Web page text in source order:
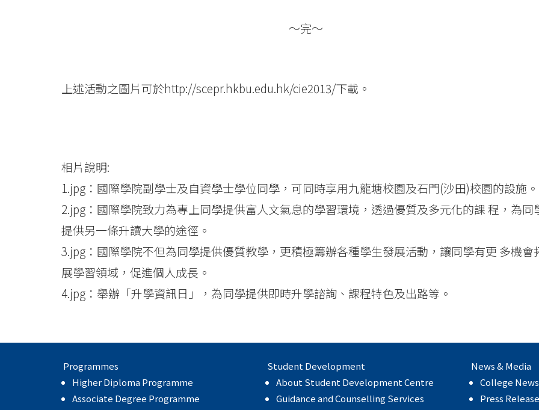
～完～
上述活動之圖片可於http://scepr.hkbu.edu.hk/cie2013/下載。
相片說明:
1.jpg：國際學院副學士及自資學士學位同學，可同時享用九龍塘校園及石門(沙田)校園的設施。
2.jpg：國際學院致力為專上同學提供富人文氣息的學習環境，透過優質及多元化的課 程，為同
提供另一條升讀大學的途徑。
3.jpg：國際學院不但為同學提供優質教學，更積極籌辦各種學生發展活動，讓同學有更 多機會
展學習領域，促進個人成長。
4.jpg：舉辦「升學資訊日」，為同學提供即時升學諮詢、課程特色及出路等。
Programmes
Higher Diploma Programme
Associate Degree Programme
Student Development
About Student Development Centre
Guidance and Counselling Services
News & Media
College News
Press Release